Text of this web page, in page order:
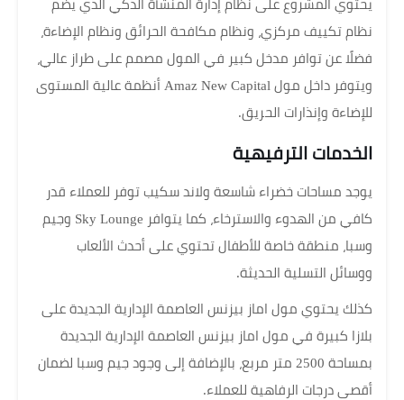
يحتوي المشروع على نظام إدارة المنشأة الذكي الذي يضم
نظام تكييف مركزي، ونظام مكافحة الحرائق ونظام الإضاءة،
فضلًا عن توافر مدخل كبير في المول مصمم على طراز عالي،
ويتوفر داخل مول Amaz New Capital أنظمة عالية المستوى
للإضاءة وإنذارات الحريق.
الخدمات الترفيهية
يوجد مساحات خضراء شاسعة ولاند سكيب توفر للعملاء قدر
كافي من الهدوء والاسترخاء، كما يتوافر Sky Lounge وجيم
وسبا، منطقة خاصة للأطفال تحتوي على أحدث الألعاب
ووسائل التسلية الحديثة.
كذلك يحتوي مول اماز بيزنس العاصمة الإدارية الجديدة على
بلازا كبيرة في مول اماز بيزنس العاصمة الإدارية الجديدة
بمساحة 2500 متر مربع، بالإضافة إلى وجود جيم وسبا لضمان
أقصى درجات الرفاهية للعملاء.